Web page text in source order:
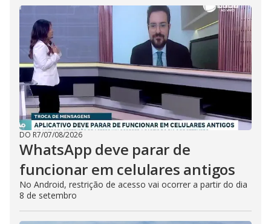
DO R7/07/08/2026
WhatsApp deve parar de
funcionar em celulares antigos
No Android, restrição de acesso vai ocorrer a partir do dia
8 de setembro